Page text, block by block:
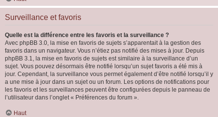
Surveillance et favoris
Quelle est la différence entre les favoris et la surveillance ?
Avec phpBB 3.0, la mise en favoris de sujets s’apparentait à la gestion des
favoris dans un navigateur. Vous n’étiez pas notifié des mises à jour. Depuis
phpBB 3.1, la mise en favoris de sujets est similaire à la surveillance d’un
sujet. Vous pouvez désormais être notifié lorsqu’un sujet favoris a été mis à
jour. Cependant, la surveillance vous permet également d’être notifié lorsqu’il y
a une mise à jour dans un sujet ou un forum. Les options de notifications pour
les favoris et les surveillances peuvent être configurées depuis le panneau de
l’utilisateur dans l’onglet « Préférences du forum ».
Haut